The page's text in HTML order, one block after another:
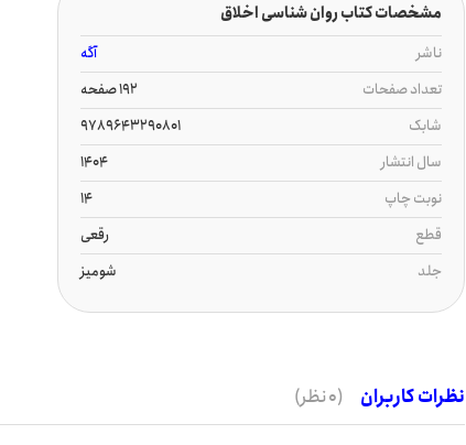
مشخصات کتاب روان شناسی اخلاق
ناشر
آگه
تعداد صفحات
192 صفحه
شابک
9789643290801
سال انتشار
1404
نوبت چاپ
14
قطع
رقعی
جلد
شومیز
نظرات کاربران (0 نظر)